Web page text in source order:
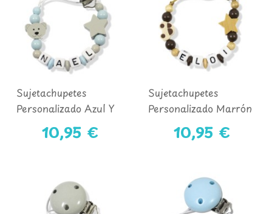
Sujetachupetes
Personalizado Azul Y
10,95 €
Sujetachupetes
Personalizado Marrón
Y Natural10,95 €